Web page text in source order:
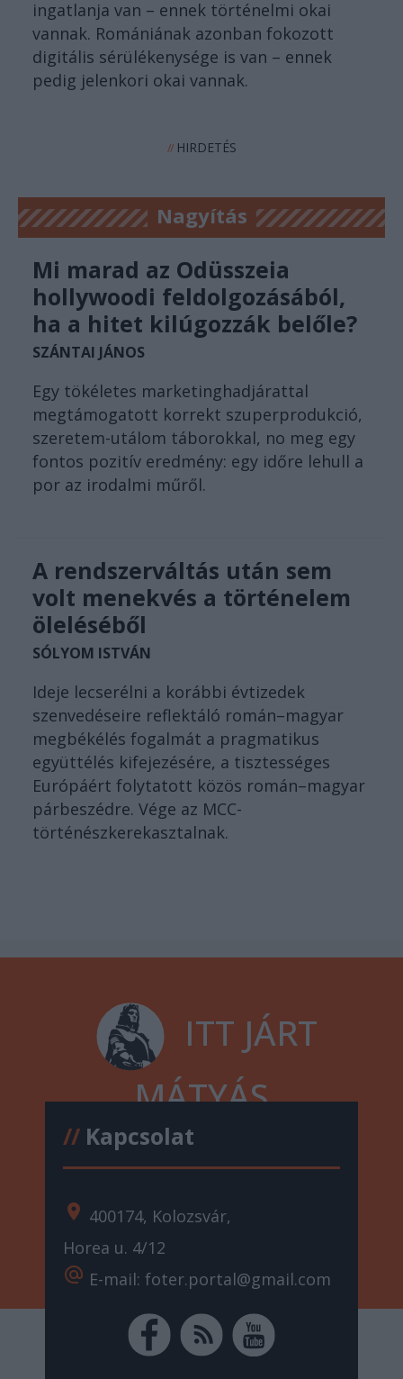
ingatlanja van – ennek történelmi okai
vannak. Romániának azonban fokozott
digitális sérülékenysége is van – ennek
pedig jelenkori okai vannak.
//HIRDETÉS
Nagyítás
Mi marad az Odüsszeia
hollywoodi feldolgozásából,
ha a hitet kilúgozzák belőle?
SZÁNTAI JÁNOS
Egy tökéletes marketinghadjárattal
megtámogatott korrekt szuperprodukció,
szeretem-utálom táborokkal, no meg egy
fontos pozitív eredmény: egy időre lehull a
por az irodalmi műről.
A rendszerváltás után sem
volt menekvés a történelem
öleléséből
SÓLYOM ISTVÁN
Ideje lecserélni a korábbi évtizedek
szenvedéseire reflektáló román–magyar
megbékélés fogalmát a pragmatikus
együttélés kifejezésére, a tisztességes
Európáért folytatott közös román–magyar
párbeszédre. Vége az MCC-
történészkerekasztalnak.
ITT JÁRT
MÁTYÁS
//Kapcsolat
location_on 400174, Kolozsvár,
Horea u. 4/12
alternate_email E-mail: foter.portal@gmail.com